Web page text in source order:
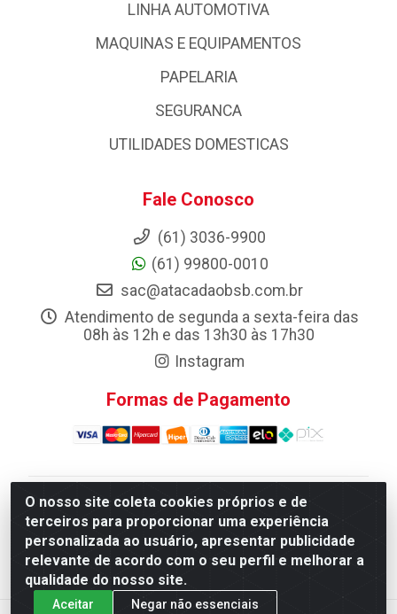
O nosso site coleta cookies próprios e de
terceiros para proporcionar uma experiência
personalizada ao usuário, apresentar publicidade
relevante de acordo com o seu perfil e melhorar a
qualidade do nosso site.
Aceitar Negar não essenciais
LINHA AUTOMOTIVA
MAQUINAS E EQUIPAMENTOS
PAPELARIA
SEGURANCA
UTILIDADES DOMESTICAS
Fale Conosco
(61) 3036-9900
(61) 99800-0010
sac@atacadaobsb.com.br
Atendimento de segunda a sexta-feira das
08h às 12h e das 13h30 às 17h30
Instagram
Formas de Pagamento
Atacadao da Limpeza F. Pereira Queiroz Comercio e
Distribuicao LTDA - Quadra Qi 10 Lotes 39 e, 41 - Setor
Industrial (Taguatinga), Brasília/DF - CEP 72.135-100 -
CNPJ 13.184.675/0001-80